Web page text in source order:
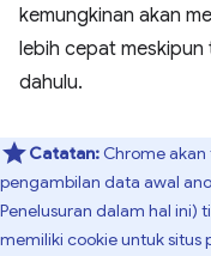
kemungkinan akan
lebih cepat
dahulu.
Catatan: Chrome
pengambilan data awal
Penelusuran dalam hal
memiliki cookie untuk situs